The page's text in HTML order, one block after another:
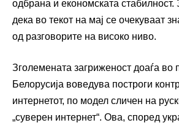
одбрана и економската стабилност.
дека во текот на мај се очекуваат
од разговорите на високо ниво.
Зголемената загриженост доаѓа во
Белорусија воведува построги
интернетот, по модел сличен на
„суверен интернет“. Ова, според